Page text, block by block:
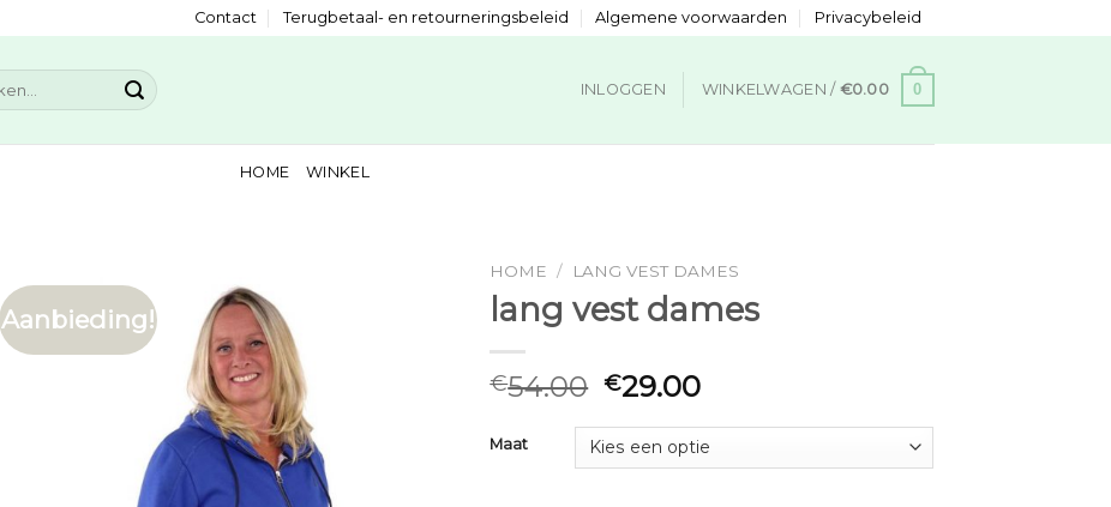
Contact Terugbetaal- en retourneringsbeleid Algemene voorwaarden Privacybeleid
INLOGGEN WINKELWAGEN / €0.00 0
HOME WINKEL
Aanbieding!
HOME / LANG VEST DAMES
lang vest dames
€54.00 €29.00
Maat